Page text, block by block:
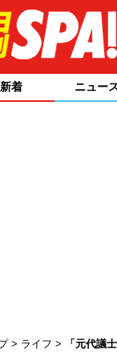
新着 ニュー
ライフ
「元代議